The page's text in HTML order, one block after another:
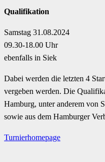
Qualifikation
Samstag 31.08.2024
09.30-18.00 Uhr
ebenfalls in Siek
Dabei werden die letzten 4
vergeben werden. Die
Hamburg, unter anderem von
sowie aus dem Hamburger
Turnierhomepage